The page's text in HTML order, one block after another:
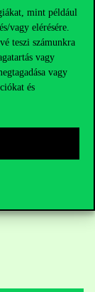
mint például
vagy elérésére.
teszi számunkra
vagy
vagy
és